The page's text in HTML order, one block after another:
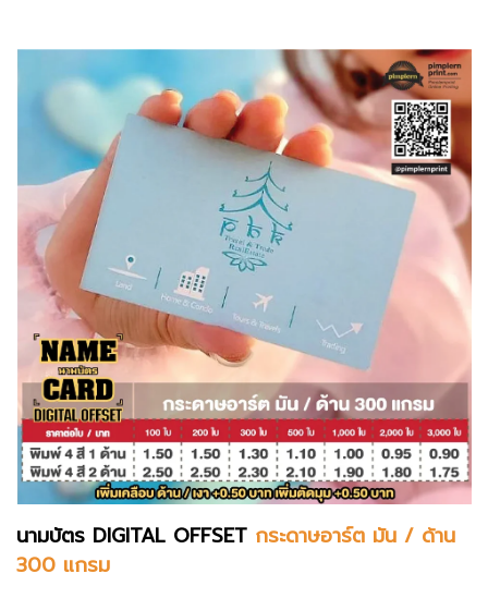
นามบัตร DIGITAL OFFSET กระดาษอาร์ต มัน / ด้าน
300 แกรม